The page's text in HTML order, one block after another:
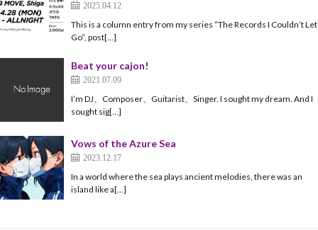
2025.04.12
This is a column entry from my series “The Records I Couldn’t Let
Go”, post[…]
Beat your cajon!
2021.07.09
I’m DJ、Composer、Guitarist、Singer. I sought my dream. And I
sought sig[…]
Vows of the Azure Sea
2023.12.17
In a world where the sea plays ancient melodies, there was an
island like a[…]